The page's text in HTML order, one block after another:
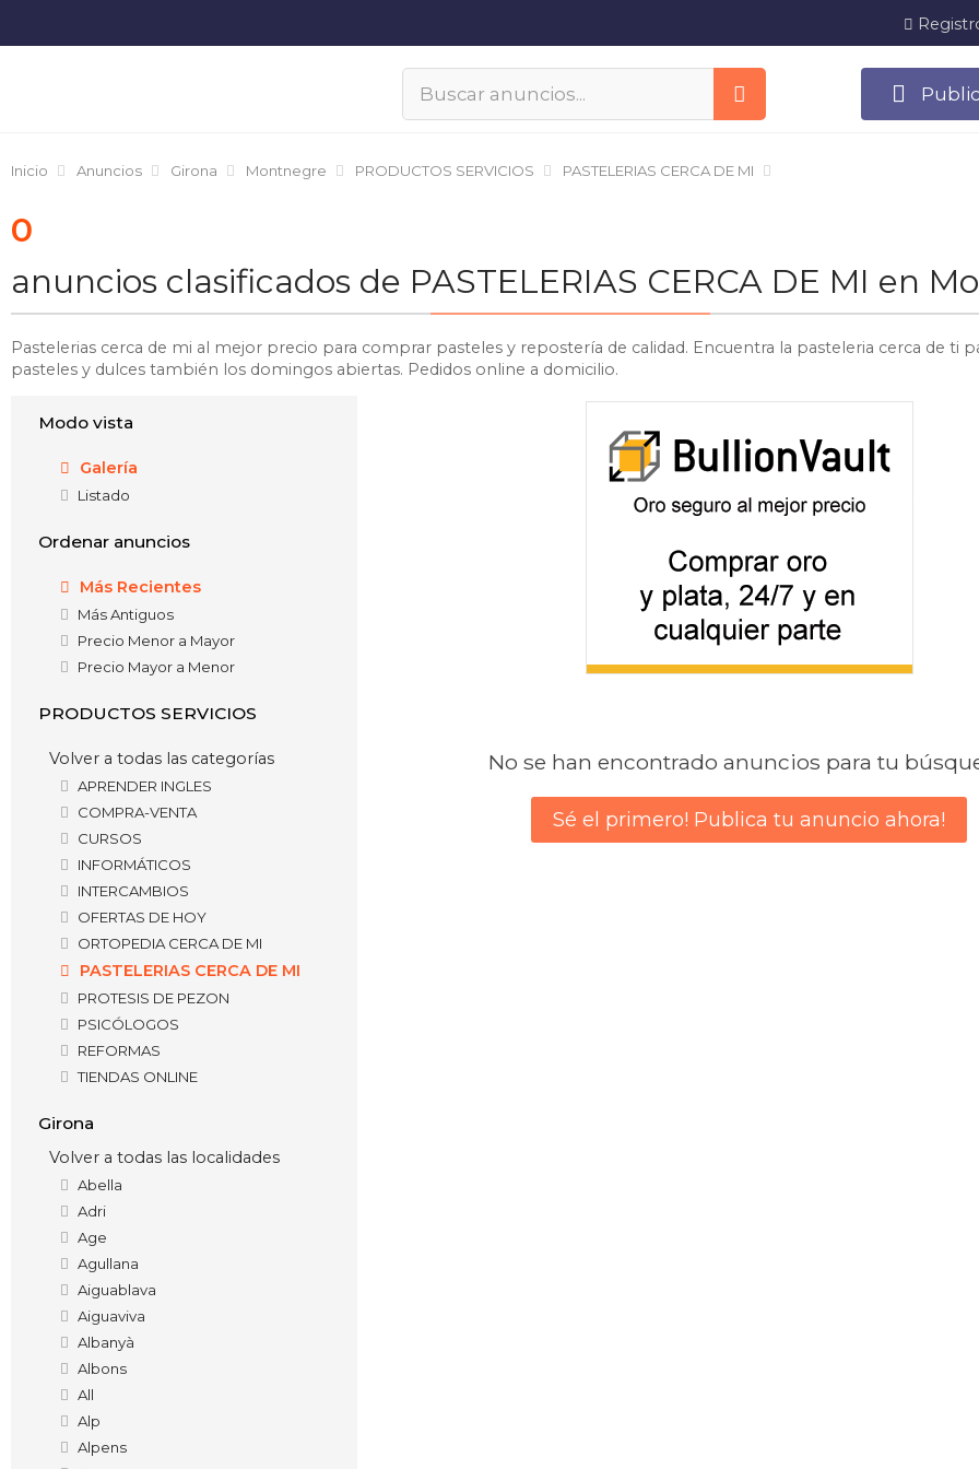
Inicio Anuncios Girona Montnegre PRODUCTOS SERVICIOS PASTELERIAS CERCA DE MI
0
anuncios clasificados de PASTELERIAS CERCA DE MI en
Pastelerias cerca de mi al mejor precio para comprar pasteles y repostería de calidad. Encuentra la pasteleria cerca de ti
pasteles y dulces también los domingos abiertas. Pedidos online a domicilio.
Modo vista
Galería
Listado
Ordenar anuncios
Más Recientes
Más Antiguos
Precio Menor a Mayor
Precio Mayor a Menor
PRODUCTOS SERVICIOS
Volver a todas las categorías
APRENDER INGLES
COMPRA-VENTA
CURSOS
INFORMÁTICOS
INTERCAMBIOS
OFERTAS DE HOY
ORTOPEDIA CERCA DE MI
PASTELERIAS CERCA DE MI
PROTESIS DE PEZON
PSICÓLOGOS
REFORMAS
TIENDAS ONLINE
Girona
Volver a todas las localidades
Abella
Adri
Age
Agullana
Aiguablava
Aiguaviva
Albanyà
Albons
All
Alp
Alpens
No se han encontrado anuncios para tu
Sé el primero! Publica tu anuncio ahora!